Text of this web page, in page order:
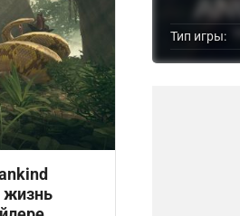
жизнь
Тип игры: